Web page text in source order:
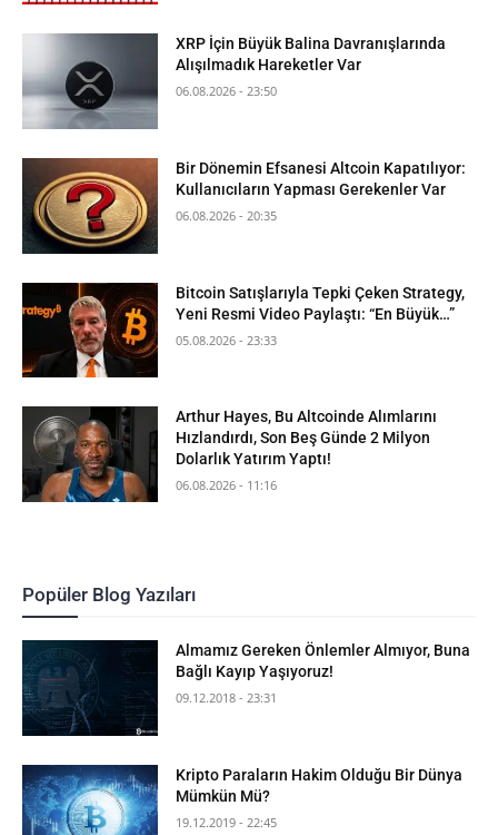
XRP İçin Büyük Balina Davranışlarında
Alışılmadık Hareketler Var
06.08.2026 - 23:50
Bir Dönemin Efsanesi Altcoin Kapatılıyor:
Kullanıcıların Yapması Gerekenler Var
06.08.2026 - 20:35
Bitcoin Satışlarıyla Tepki Çeken Strategy,
Yeni Resmi Video Paylaştı: “En Büyük…”
05.08.2026 - 23:33
Arthur Hayes, Bu Altcoinde Alımlarını
Hızlandırdı, Son Beş Günde 2 Milyon
Dolarlık Yatırım Yaptı!
06.08.2026 - 11:16
Popüler Blog Yazıları
Almamız Gereken Önlemler Almıyor, Buna
Bağlı Kayıp Yaşıyoruz!
09.12.2018 - 23:31
Kripto Paraların Hakim Olduğu Bir Dünya
Mümkün Mü?
19.12.2019 - 22:45